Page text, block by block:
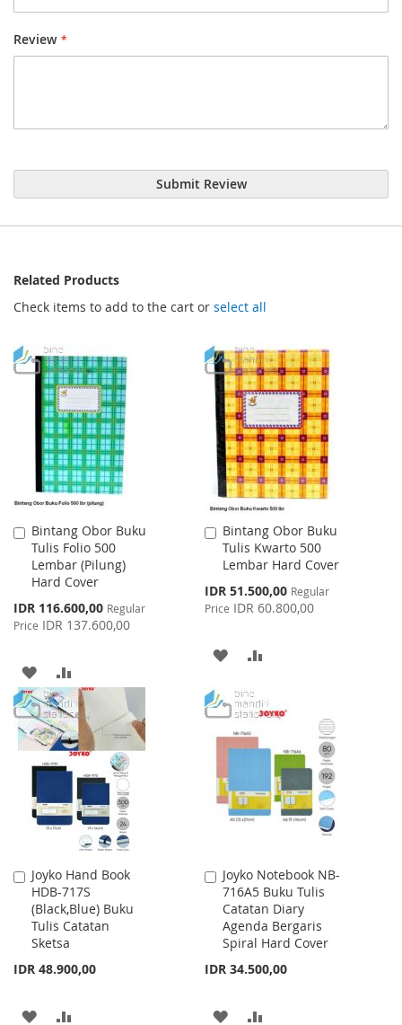
Review
Submit Review
Related Products
Check items to add to the cart or select all
Bintang Obor Buku
Tulis Folio 500
Lembar (Pilung)
Hard Cover
Special
Price
IDR 116.600,00 Regular
Price IDR 137.600,00
Add
to
Cart
ADD
TO
WISH
LIST
TO
COMPARE
Bintang Obor Buku
Tulis Kwarto 500
Lembar Hard Cover
Special
Price
IDR 51.500,00 Regular
Price IDR 60.800,00
Add
to
Cart
ADD
WISH
LIST
COMPARE
Joyko Hand Book
HDB-717S
(Black,Blue) Buku
Tulis Catatan
Sketsa
IDR 48.900,00
Add
to
Cart
ADD
Joyko Notebook NB-
716A5 Buku Tulis
Catatan Diary
Agenda Bergaris
Spiral Hard Cover
IDR 34.500,00
Add
to
Cart
ADD